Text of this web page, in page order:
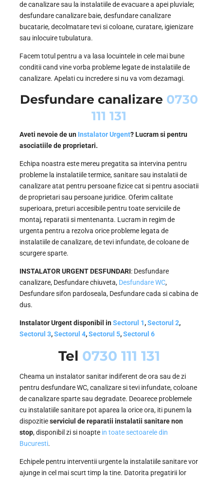
de canalizare sau la instalatiile de evacuare a apei pluviale;
desfundare canalizare baie, desfundare canalizare
bucatarie, decolmatare tevi si coloane, curatare, igienizare
sau inlocuire tubulatura.
Facem totul pentru a va lasa locuintele in cele mai bune
conditii cand vine vorba probleme legate de instalatiile de
canalizare. Apelati cu incredere si nu va vom dezamagi.
Desfundare canalizare 0730
111 131
Aveti nevoie de un Instalator Urgent? Lucram si pentru
asociatiile de proprietari.
Echipa noastra este mereu pregatita sa intervina pentru
probleme la instalatiile termice, sanitare sau instalatii de
canalizare atat pentru persoane fizice cat si pentru asociatii
de proprietari sau persoane juridice. Oferim calitate
superioara, preturi accesibile pentru toate serviciile de
montaj, reparatii si mentenanta. Lucram in regim de
urgenta pentru a rezolva orice probleme legata de
instalatiile de canalizare, de tevi infundate, de coloane de
scurgere sparte.
INSTALATOR URGENT DESFUNDARI: Desfundare
canalizare, Desfundare chiuveta, Desfundare WC,
Desfundare sifon pardoseala, Desfundare cada si cabina de
dus.
Instalator Urgent disponibil inSectorul 1,Sectorul 2,
Sectorul 3,Sectorul 4,Sectorul 5,Sectorul 6
Tel 0730 111 131
Cheama un instalator sanitar indiferent de ora sau de zi
pentru desfundare WC, canalizare si tevi infundate, coloane
de canalizare sparte sau degradate. Deoarece problemele
cu instalatiile sanitare pot aparea la orice ora, iti punem la
dispozitieserviciul de reparatii instalatii sanitare non
stop, disponibil zi si noapte in toate sectoarele din
Bucuresti.
Echipele pentru interventii urgente la instalatiile sanitare vor
ajunge in cel mai scurt timp la tine. Datorita pregatirii lor